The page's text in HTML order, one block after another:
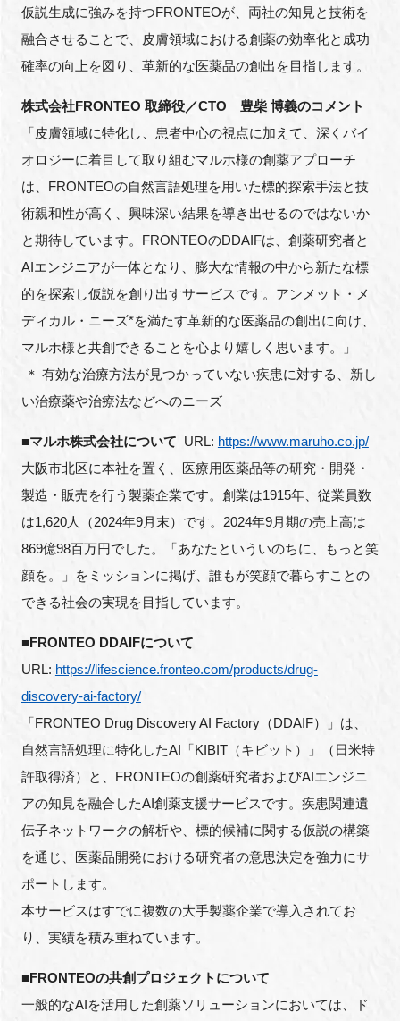
仮説生成に強みを持つFRONTEOが、両社の知見と技術を
融合させることで、皮膚領域における創薬の効率化と成功
確率の向上を図り、革新的な医薬品の創出を目指します。
株式会社FRONTEO 取締役／CTO 豊柴 博義のコメント
「皮膚領域に特化し、患者中心の視点に加えて、深くバイ
オロジーに着目して取り組むマルホ様の創薬アプローチ
は、FRONTEOの自然言語処理を用いた標的探索手法と技
術親和性が高く、興味深い結果を導き出せるのではないか
と期待しています。FRONTEOのDDAIFは、創薬研究者と
AIエンジニアが一体となり、膨大な情報の中から新たな標
的を探索し仮説を創り出すサービスです。アンメット・メ
ディカル・ニーズ*を満たす革新的な医薬品の創出に向け、
マルホ様と共創できることを心より嬉しく思います。」
＊ 有効な治療方法が見つかっていない疾患に対する、新し
い治療薬や治療法などへのニーズ
■マルホ株式会社について URL: https://www.maruho.co.jp/
大阪市北区に本社を置く、医療用医薬品等の研究・開発・
製造・販売を行う製薬企業です。創業は1915年、従業員数
は1,620人（2024年9月末）です。2024年9月期の売上高は
869億98百万円でした。「あなたといういのちに、もっと笑
顔を。」をミッションに掲げ、誰もが笑顔で暮らすことの
できる社会の実現を目指しています。
■FRONTEO DDAIFについて
URL: https://lifescience.fronteo.com/products/drug-
discovery-ai-factory/
「FRONTEO Drug Discovery AI Factory（DDAIF）」は、
自然言語処理に特化したAI「KIBIT（キビット）」（日米特
許取得済）と、FRONTEOの創薬研究者およびAIエンジニ
アの知見を融合したAI創薬支援サービスです。疾患関連遺
伝子ネットワークの解析や、標的候補に関する仮説の構築
を通じ、医薬品開発における研究者の意思決定を強力にサ
ポートします。
本サービスはすでに複数の大手製薬企業で導入されてお
り、実績を積み重ねています。
■FRONTEOの共創プロジェクトについて
一般的なAIを活用した創薬ソリューションにおいては、ド